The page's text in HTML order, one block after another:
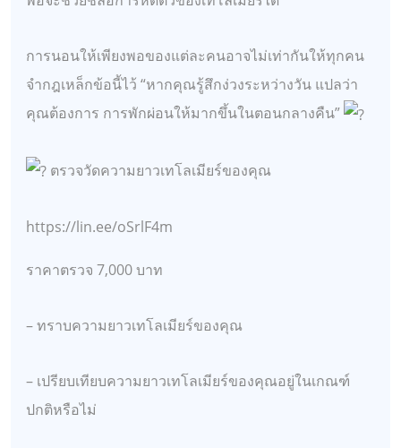
การนอนให้เพียงพอของแต่ละคนอาจไม่เท่ากันให้ทุกคน
จำกฎเหล็กข้อนี้ไว้ “หากคุณรู้สึกง่วงระหว่างวัน แปลว่า
คุณต้องการ การพักผ่อนให้มากขึ้นในตอนกลางคืน”
ตรวจวัดความยาวเทโลเมียร์ของคุณ
https://lin.ee/oSrlF4m
ราคาตรวจ 7,000 บาท
– ทราบความยาวเทโลเมียร์ของคุณ
– เปรียบเทียบความยาวเทโลเมียร์ของคุณอยู่ในเกณฑ์
ปกติหรือไม่